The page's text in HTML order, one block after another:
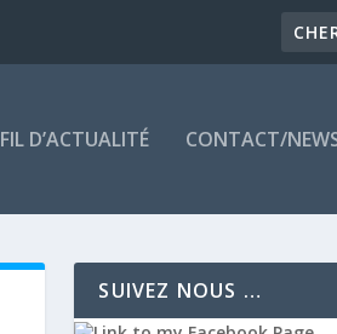
FIL D’ACTUALITÉ CONTACT/
SUIVEZ NOUS …